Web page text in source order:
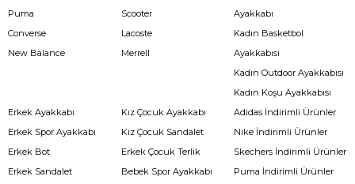
Puma
Converse
New Balance
Scooter
Lacoste
Merrell
Ayakkabı
Kadın Basketbol
Ayakkabısı
Kadın Outdoor Ayakkabısı
Kadın Koşu Ayakkabısı
Erkek Ayakkabı
Erkek Spor Ayakkabı
Erkek Bot
Erkek Sandalet
Kız Çocuk Ayakkabı
Kız Çocuk Sandalet
Erkek Çocuk Terlik
Bebek Spor Ayakkabı
Adidas İndirimli Ürünler
Nike İndirimli Ürünler
Skechers İndirimli Ürünler
Puma İndirimli Ürünler